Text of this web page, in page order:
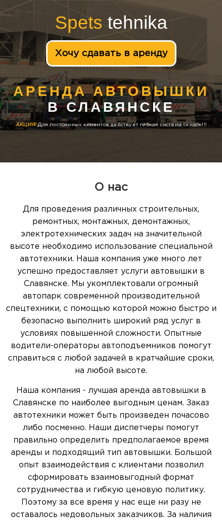
Spetstehnika
Хочу сдавать в аренду
АРЕНДА АВТОВЫШКИ
В СЛАВЯНСКЕ
АКЦИЯ!Для постоянных клиентов действует гибкая система скидок!!!
О нас
Для проведения различных строительных,
ремонтных, монтажных, демонтажных,
электротехнических задач на значительной
высоте необходимо использование специальной
автотехники. Наша компания уже много лет
успешно предоставляет услуги автовышки в
Славянске. Мы укомплектовали огромный
автопарк современной производительной
спецтехники, с помощью которой можно быстро и
безопасно выполнить широкий ряд услуг в
условиях повышенной сложности. Опытные
водители-операторы автоподъемников помогут
справиться с любой задачей в кратчайшие сроки,
на любой высоте.
Наша компания - лучшая аренда автовышки в
Славянске по наиболее выгодным ценам. Заказ
автотехники может быть произведен почасово
либо посменно. Наши диспетчеры помогут
правильно определить предполагаемое время
аренды и подходящий тип автовышки. Большой
опыт взаимодействия с клиентами позволил
сформировать взаимовыгодный формат
сотрудничества и гибкую ценовую политику.
Поэтому за все время у нас еще ни разу не
оставалось недовольных заказчиков. За наличия